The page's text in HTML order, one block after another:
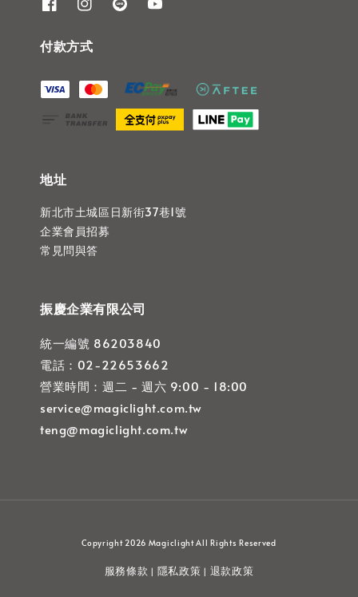
付款方式
地址
新北市土城區日新街37巷1號
企業會員招募
常見問與答
振慶企業有限公司
統一編號 86203840
電話：02-22653662
營業時間：週二 - 週六 9:00 - 18:00
service@magiclight.com.tw
teng@magiclight.com.tw
Copyright 2026 Magiclight All Rights Reserved
服務條款 | 隱私政策 | 退款政策